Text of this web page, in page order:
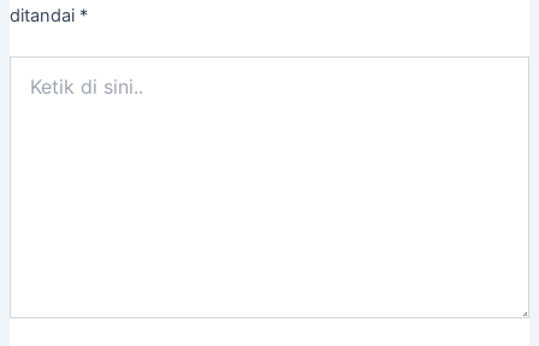
ditandai *